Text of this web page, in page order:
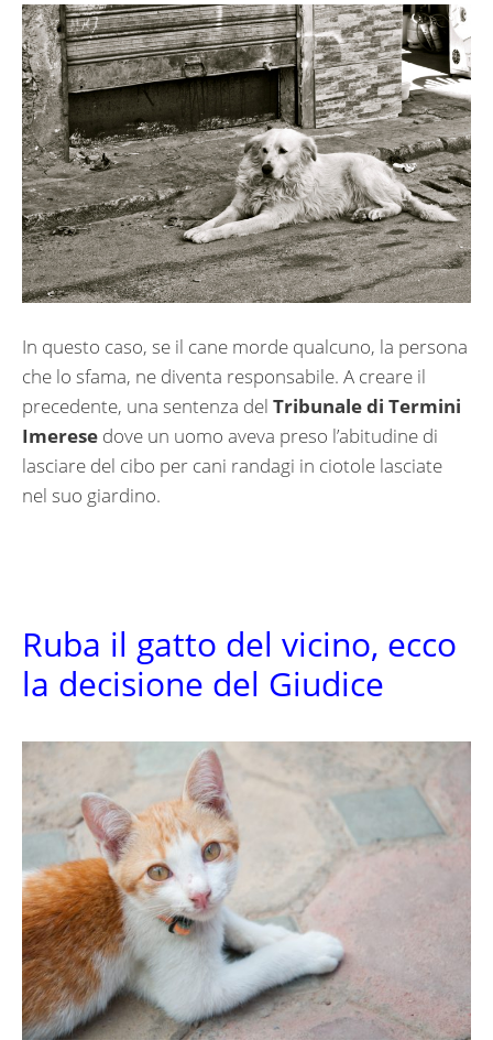
In questo caso, se il cane morde qualcuno, la persona
che lo sfama, ne diventa responsabile. A creare il
precedente, una sentenza del Tribunale di Termini
Imerese dove un uomo aveva preso l’abitudine di
lasciare del cibo per cani randagi in ciotole lasciate
nel suo giardino.
Ruba il gatto del vicino, ecco
la decisione del Giudice